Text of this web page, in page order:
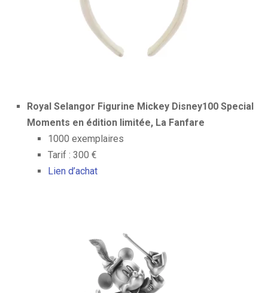
Royal Selangor Figurine Mickey Disney100 Special
Moments en édition limitée, La Fanfare
1000 exemplaires
Tarif : 300 €
Lien d’achat